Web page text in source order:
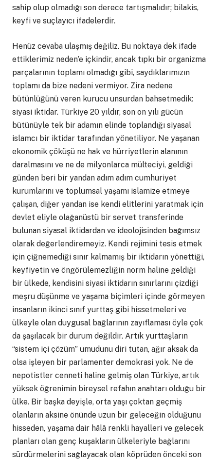
sahip olup olmadığı son derece tartışmalıdır; bilakis,
keyfi ve suçlayıcı ifadelerdir.
Henüz cevaba ulaşmış değiliz. Bu noktaya dek ifade
ettiklerimiz neden’e içkindir, ancak tıpkı bir organizma
parçalarının toplamı olmadığı gibi, saydıklarımızın
toplamı da bize nedeni vermiyor. Zira nedene
bütünlüğünü veren kurucu unsurdan bahsetmedik:
siyasi iktidar. Türkiye 20 yıldır, son on yılı gücün
bütünüyle tek bir adamın elinde toplandığı siyasal
islamcı bir iktidar tarafından yönetiliyor. Ne yaşanan
ekonomik çöküşü ne hak ve hürriyetlerin alanının
daralmasını ve ne de milyonlarca mülteciyi, geldiği
günden beri bir yandan adım adım cumhuriyet
kurumlarını ve toplumsal yaşamı islamize etmeye
çalışan, diğer yandan ise kendi elitlerini yaratmak için
devlet eliyle olağanüstü bir servet transferinde
bulunan siyasal iktidardan ve ideolojisinden bağımsız
olarak değerlendiremeyiz. Kendi rejimini tesis etmek
için çiğnemediği sınır kalmamış bir iktidarın yönettiği,
keyfiyetin ve öngörülemezliğin norm haline geldiği
bir ülkede, kendisini siyasi iktidarın sınırlarını çizdiği
meşru düşünme ve yaşama biçimleri içinde görmeyen
insanların ikinci sınıf yurttaş gibi hissetmeleri ve
ülkeyle olan duygusal bağlarının zayıflaması öyle çok
da şaşılacak bir durum değildir. Artık yurttaşların
“sistem içi çözüm” umudunu diri tutan, ağır aksak da
olsa işleyen bir parlamenter demokrasi yok. Ne de
nepotistler cenneti haline gelmiş olan Türkiye, artık
yüksek öğrenimin bireysel refahın anahtarı olduğu bir
ülke. Bir başka deyişle, orta yaşı çoktan geçmiş
olanların aksine önünde uzun bir geleceğin olduğunu
hisseden, yaşama dair hâlâ renkli hayalleri ve gelecek
planları olan genç kuşakların ülkeleriyle bağlarını
sürdürmelerini sağlayacak olan köprüden önceki son